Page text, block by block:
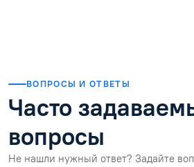
ВОПРОСЫ И ОТВЕТЫ
Часто
вопросы
Не нашли нужный ответ? Задайте